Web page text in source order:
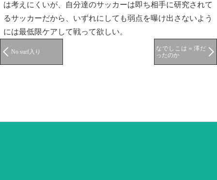
は考えにくいが、自分達のサッカーは即ち相手に研究されて
るサッカーだから、いずれにしても弱点を曝け出さないよう
には最低限ケアして戦って欲しい。
No surf入り
なでしこは＝澤だ
ったのか